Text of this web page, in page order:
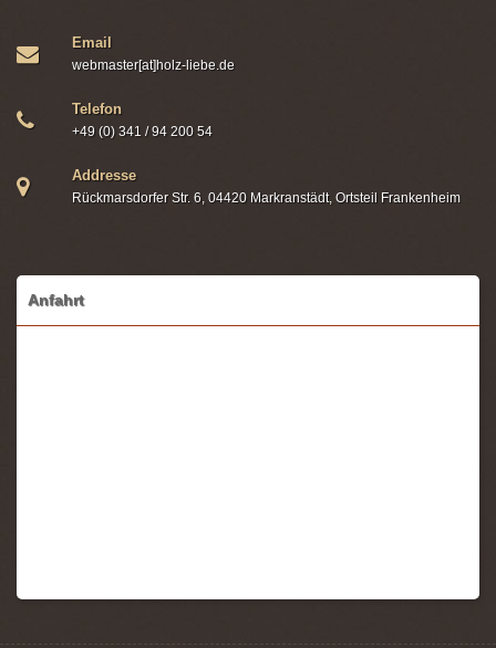
Email
webmaster[at]holz-liebe.de
Telefon
+49 (0) 341 / 94 200 54
Addresse
Rückmarsdorfer Str. 6, 04420 Markranstädt, Ortsteil Frankenheim
Anfahrt